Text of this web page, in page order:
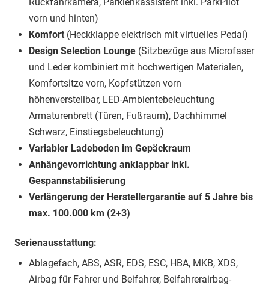
vorn und hinten)
Komfort (Heckklappe elektrisch mit virtuelles Pedal)
Design Selection Lounge (Sitzbezüge aus Microfaser
und Leder kombiniert mit hochwertigen Materialen,
Komfortsitze vorn, Kopfstützen vorn
höhenverstellbar, LED-Ambientebeleuchtung
Armaturenbrett (Türen, Fußraum), Dachhimmel
Schwarz, Einstiegsbeleuchtung)
Variabler Ladeboden im Gepäckraum
Anhängevorrichtung anklappbar inkl.
Gespannstabilisierung
Verlängerung der Herstellergarantie auf 5 Jahre bis
max. 100.000 km (2+3)
Serienausstattung:
Ablagefach, ABS, ASR, EDS, ESC, HBA, MKB, XDS,
Airbag für Fahrer und Beifahrer, Beifahrerairbag-